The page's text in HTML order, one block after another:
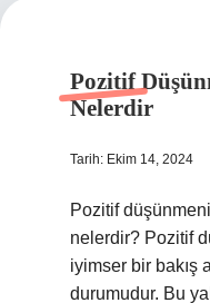
Pozitif
Nelerdir
Tarih: Ekim 14, 2024
Pozitif
nelerdir? Pozitif
iyimser bir bakış
durumudur. Bu